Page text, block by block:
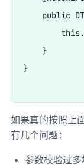
public
}
}
如果真的按照上
有几个问题：
参数校验过